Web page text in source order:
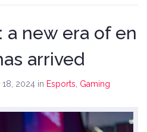
a new era of en
arrived
2024 in Esports, Gaming